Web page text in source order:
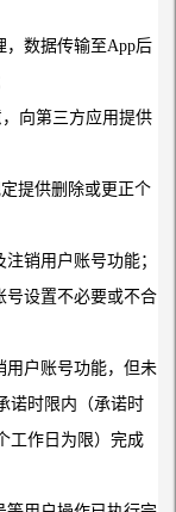
，数据传输至App后
向第三方应用提供
提供删除或更正个
销用户账号功能；
号设置不必要或不合
用户账号功能，但未
诺时限内（承诺时
工作日为限）完成